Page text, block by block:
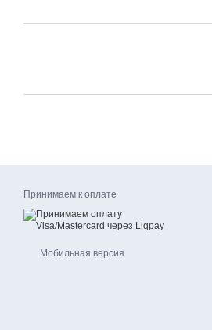
Принимаем к оплате
Мобильная версия